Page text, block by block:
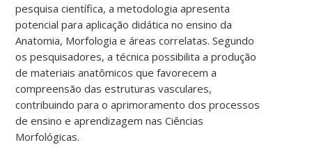
pesquisa científica, a metodologia apresenta
potencial para aplicação didática no ensino da
Anatomia, Morfologia e áreas correlatas. Segundo
os pesquisadores, a técnica possibilita a produção
de materiais anatômicos que favorecem a
compreensão das estruturas vasculares,
contribuindo para o aprimoramento dos processos
de ensino e aprendizagem nas Ciências
Morfológicas.